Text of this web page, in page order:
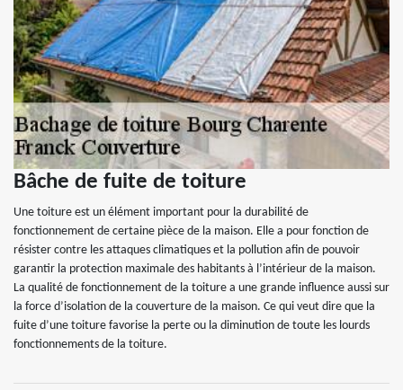
Bâche de fuite de toiture
Une toiture est un élément important pour la durabilité de
fonctionnement de certaine pièce de la maison. Elle a pour fonction de
résister contre les attaques climatiques et la pollution afin de pouvoir
garantir la protection maximale des habitants à l’intérieur de la maison.
La qualité de fonctionnement de la toiture a une grande influence aussi sur
la force d’isolation de la couverture de la maison. Ce qui veut dire que la
fuite d’une toiture favorise la perte ou la diminution de toute les lourds
fonctionnements de la toiture.